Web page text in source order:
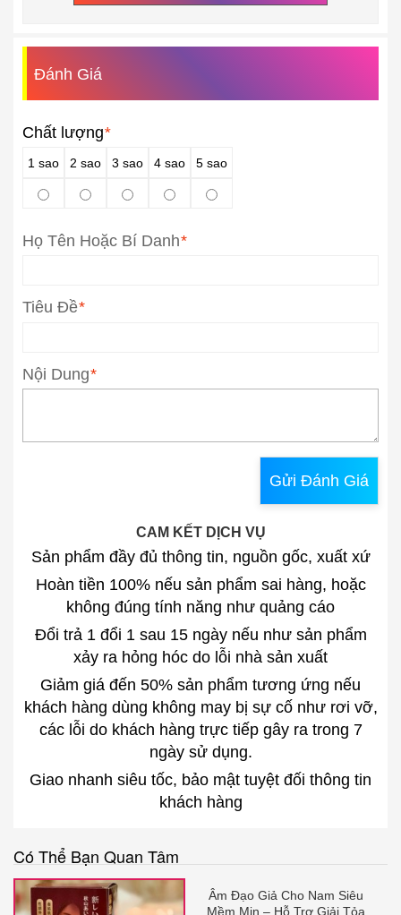
Đánh Giá
Chất lượng*
1 sao 2 sao 3 sao 4 sao 5 sao
*
Họ Tên Hoặc Bí Danh
*
Tiêu Đề
*
Nội Dung
Gửi Đánh Giá
CAM KẾT DỊCH VỤ
Sản phẩm đầy đủ thông tin, nguồn gốc, xuất xứ
Hoàn tiền 100% nếu sản phẩm sai hàng, hoặc
không đúng tính năng như quảng cáo
Đổi trả 1 đổi 1 sau 15 ngày nếu như sản phẩm
xảy ra hỏng hóc do lỗi nhà sản xuất
Giảm giá đến 50% sản phẩm tương ứng nếu
khách hàng dùng không may bị sự cố như rơi vỡ,
các lỗi do khách hàng trực tiếp gây ra trong 7
ngày sử dụng.
Giao nhanh siêu tốc, bảo mật tuyệt đối thông tin
khách hàng
Có Thể Bạn Quan Tâm
Âm Đạo Giả Cho Nam Siêu
Mềm Mịn – Hỗ Trợ Giải Tỏa